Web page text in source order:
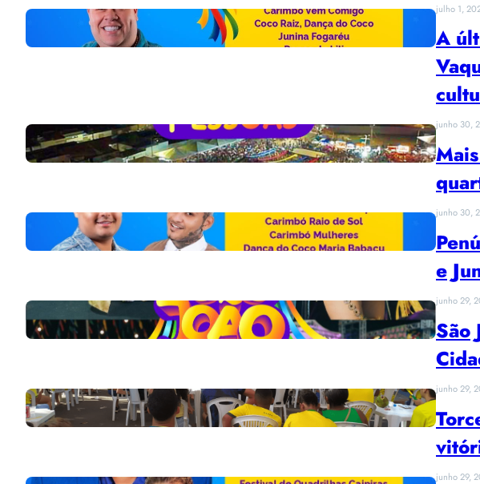
julho 1,
A
junho 30,
junho 30,
e
junho 29,
São
junho 29,
junho 29,